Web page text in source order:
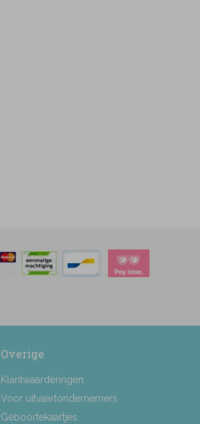
Overige
Klantwaarderingen
Voor uitvaartondernemers
Geboortekaartjes